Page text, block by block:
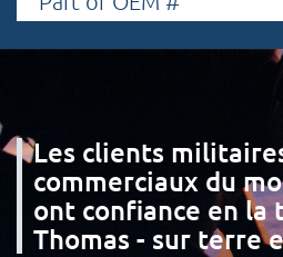
Les clients
commerciaux du
ont confiance en la
Thomas - sur terre